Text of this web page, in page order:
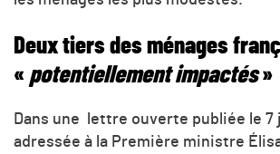
Deux tiers des ménages
« potentiellement impactés»
Dans une lettre ouverte publiée le 7
adressée à la Première ministre